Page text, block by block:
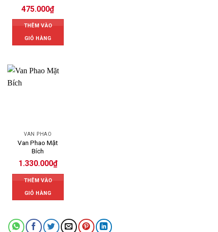
475.000₫
THÊM VÀO
GIỎ HÀNG
VAN PHAO
Van Phao Mặt
Bích
1.330.000₫
THÊM VÀO
GIỎ HÀNG